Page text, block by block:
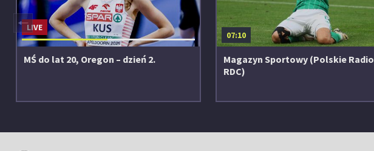
LIVE
MŚ do lat 20, Oregon – dzień 2.
07:10
Magazyn Sportowy (Polskie Radio
RDC)
◀